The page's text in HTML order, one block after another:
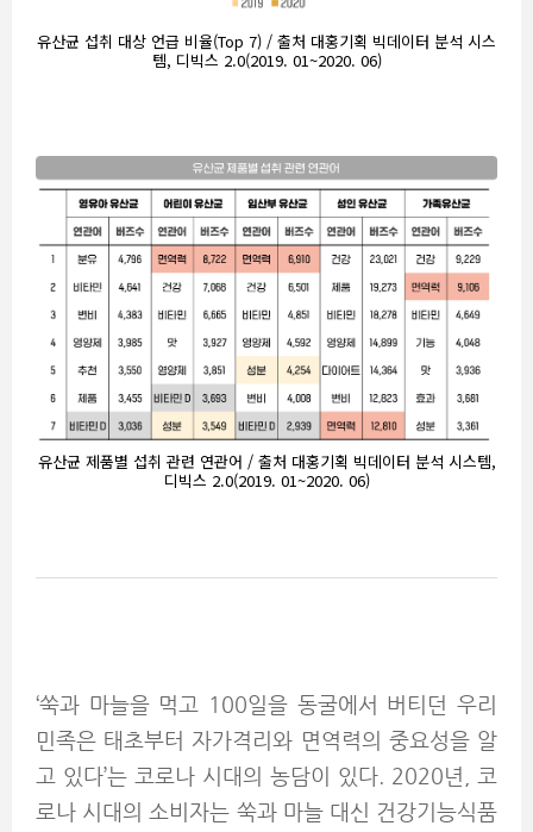
유산균 섭취 대상 언급 비율(Top 7) / 출처 대홍기획 빅데이터 분석 시스
템, 디빅스 2.0(2019. 01~2020. 06)
유산균 제품별 섭취 관련 연관어 / 출처 대홍기획 빅데이터 분석 시스템,
디빅스 2.0(2019. 01~2020. 06)
‘쑥과 마늘을 먹고 100일을 동굴에서 버티던 우리
민족은 태초부터 자가격리와 면역력의 중요성을 알
고 있다’는 코로나 시대의 농담이 있다. 2020년, 코
로나 시대의 소비자는 쑥과 마늘 대신 건강기능식품